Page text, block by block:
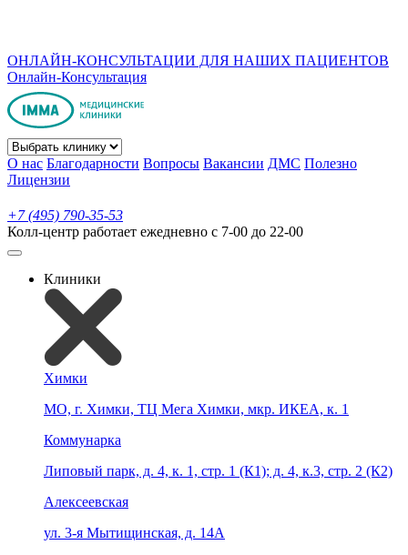
ОНЛАЙН-КОНСУЛЬТАЦИИ ДЛЯ НАШИХ ПАЦИЕНТОВ
Онлайн-Консультация
О нас Благодарности Вопросы Вакансии ДМС Полезно
Лицензии
+7 (495) 790-35-53
Колл-центр работает ежедневно с 7-00 до 22-00
Клиники
Химки
МО, г. Химки, ТЦ Мега Химки, мкр. ИКЕА, к. 1
Коммунарка
Липовый парк, д. 4, к. 1, стр. 1 (К1); д. 4, к.3, стр. 2 (К2)
Алексеевская
ул. 3-я Мытищинская, д. 14А